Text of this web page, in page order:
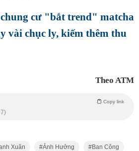
cư "bắt trend" matcha
vài chục ly, kiếm thêm thu
Theo ATM
Copy link
Xuân Ảnh Hưởng Ban Công